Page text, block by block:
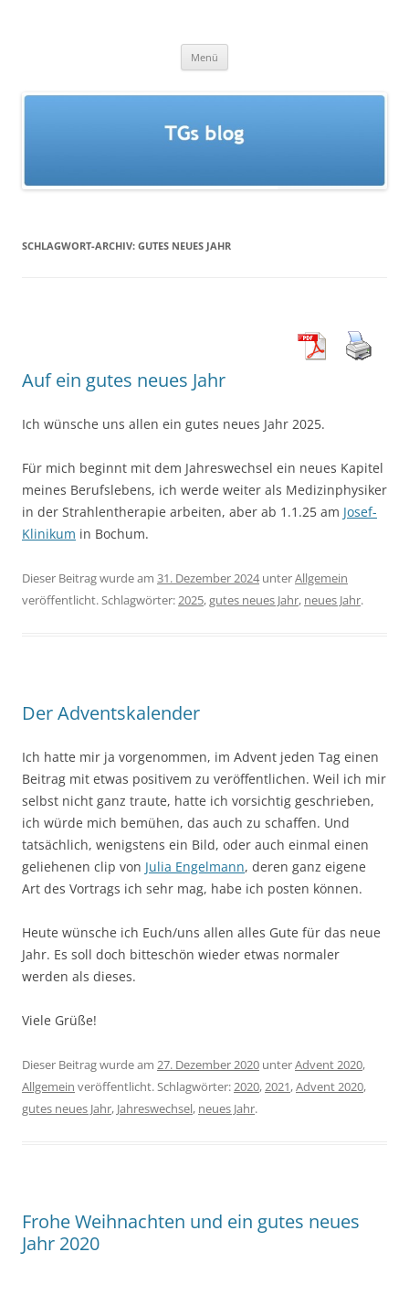
Menü
SCHLAGWORT-ARCHIV: GUTES NEUES JAHR
Auf ein gutes neues Jahr
Ich wünsche uns allen ein gutes neues Jahr 2025.
Für mich beginnt mit dem Jahreswechsel ein neues Kapitel
meines Berufslebens, ich werde weiter als Medizinphysiker
in der Strahlentherapie arbeiten, aber ab 1.1.25 am Josef-
Klinikum in Bochum.
Dieser Beitrag wurde am 31. Dezember 2024unterAllgemein
veröffentlicht. Schlagwörter:2025,gutes neues Jahr, neues Jahr.
Der Adventskalender
Ich hatte mir ja vorgenommen, im Advent jeden Tag einen
Beitrag mit etwas positivem zu veröffentlichen. Weil ich mir
selbst nicht ganz traute, hatte ich vorsichtig geschrieben,
ich würde mich bemühen, das auch zu schaffen. Und
tatsächlich, wenigstens ein Bild, oder auch einmal einen
geliehenen clip von Julia Engelmann, deren ganz eigene
Art des Vortrags ich sehr mag, habe ich posten können.
Heute wünsche ich Euch/uns allen alles Gute für das neue
Jahr. Es soll doch bitteschön wieder etwas normaler
werden als dieses.
Viele Grüße!
Dieser Beitrag wurde am 27. Dezember 2020 unterAdvent 2020,
Allgemein veröffentlicht. Schlagwörter:2020,2021,Advent 2020,
gutes neues Jahr, Jahreswechsel, neues Jahr.
Frohe Weihnachten und ein gutes neues
Jahr 2020